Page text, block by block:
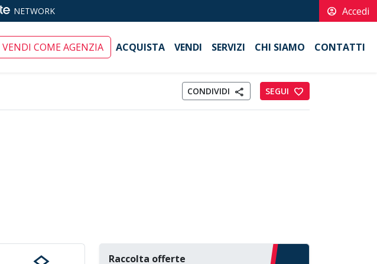
NETWORK account_circle Accedi
VENDI COME AGENZIA ACQUISTA VENDI SERVIZI CHI SIAMO CONTATTI
CONDIVIDI share SEGUI favorite
Raccolta offerte